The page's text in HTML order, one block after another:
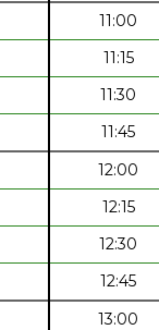
11:00
11:15
11:30
11:45
12:00
12:15
12:30
12:45
13:00